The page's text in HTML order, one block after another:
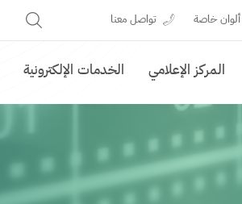
ألوان خاصة تواصل معنا
المركز الإعلامي الخدمات الإلكترونية